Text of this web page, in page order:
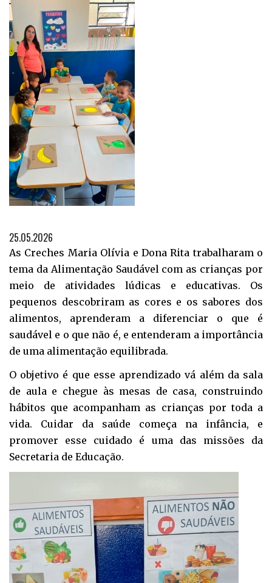
25.05.2026
As Creches Maria Olívia e Dona Rita trabalharam o
tema da Alimentação Saudável com as crianças por
meio de atividades lúdicas e educativas. Os
pequenos descobriram as cores e os sabores dos
alimentos, aprenderam a diferenciar o que é
saudável e o que não é, e entenderam a importância
de uma alimentação equilibrada.
O objetivo é que esse aprendizado vá além da sala
de aula e chegue às mesas de casa, construindo
hábitos que acompanham as crianças por toda a
vida. Cuidar da saúde começa na infância, e
promover esse cuidado é uma das missões da
Secretaria de Educação.